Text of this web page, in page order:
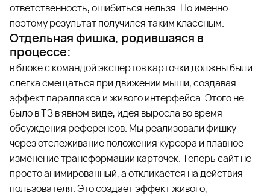
ответственность, ошибиться нельзя. Но именно
поэтому результат получился таким классным.
Отдельная фишка, родившаяся в
процессе:
в блоке с командой экспертов карточки должны были
слегка смещаться при движении мыши, создавая
эффект параллакса и живого интерфейса. Этого не
было в ТЗ в явном виде, идея выросла во время
обсуждения референсов. Мы реализовали фишку
через отслеживание положения курсора и плавное
изменение трансформации карточек. Теперь сайт не
просто анимированный, а откликается на действия
пользователя. Это создаёт эффект живого,